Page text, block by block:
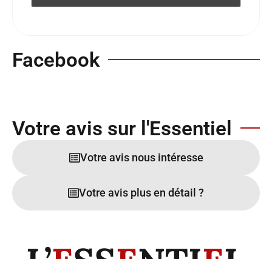
Facebook
Votre avis sur l'Essentiel
Votre avis nous intéresse
Votre avis plus en détail ?